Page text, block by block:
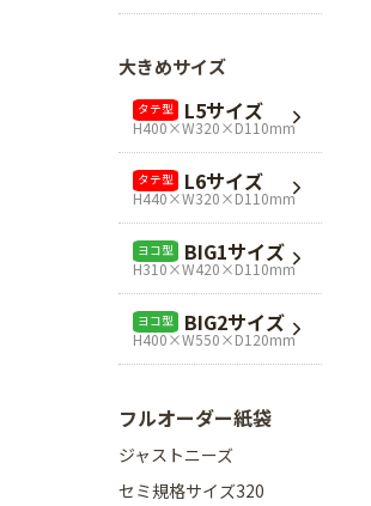
正方形 Mスクエア
H280×W280×D80mm
正方形 Lスクエア
H320×W320×D110mm
大きめサイズ
タテ型 L5サイズ
H400×W320×D110mm
タテ型 L6サイズ
H440×W320×D110mm
ヨコ型 BIG1サイズ
H310×W420×D110mm
ヨコ型 BIG2サイズ
H400×W550×D120mm
フルオーダー紙袋
ジャストニーズ
セミ規格サイズ320